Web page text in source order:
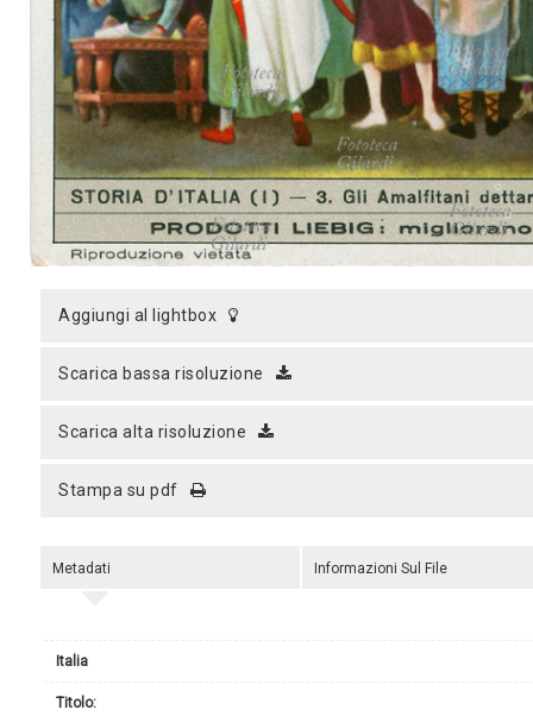
aggiungi al lightbox
scarica bassa risoluzione
scarica alta risoluzione
stampa su pdf
Metadati
Italia
titolo:
Informazioni Sul File